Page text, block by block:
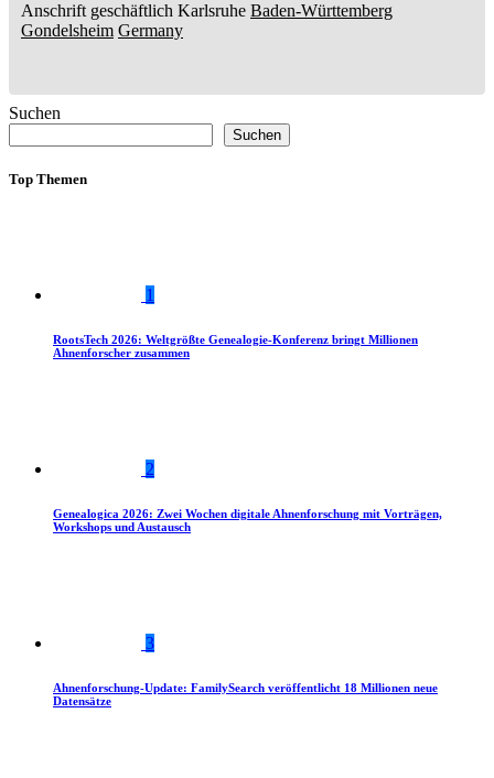
Anschrift geschäftlich Karlsruhe Baden-Württemberg
Gondelsheim Germany
Suchen
Suchen
Top Themen
1
RootsTech 2026: Weltgrößte Genealogie-Konferenz bringt Millionen
Ahnenforscher zusammen
2
Genealogica 2026: Zwei Wochen digitale Ahnenforschung mit Vorträgen,
Workshops und Austausch
3
Ahnenforschung-Update: FamilySearch veröffentlicht 18 Millionen neue
Datensätze